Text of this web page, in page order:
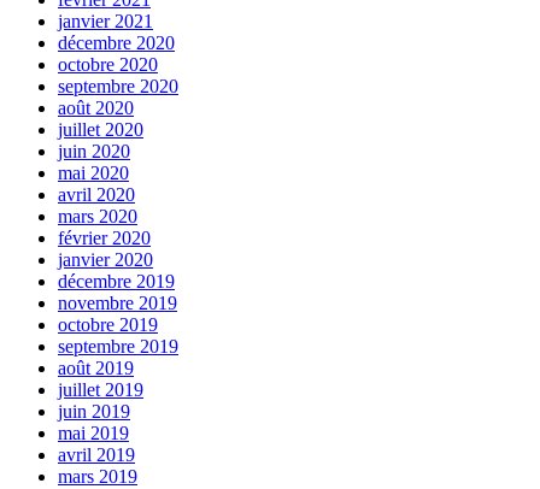
janvier 2021
décembre 2020
octobre 2020
septembre 2020
août 2020
juillet 2020
juin 2020
mai 2020
avril 2020
mars 2020
février 2020
janvier 2020
décembre 2019
novembre 2019
octobre 2019
septembre 2019
août 2019
juillet 2019
juin 2019
mai 2019
avril 2019
mars 2019